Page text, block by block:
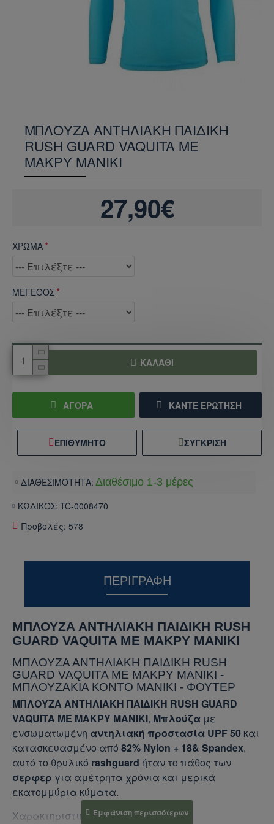
ΜΠΛΟΥΖΑ ΑΝΤΗΛΙΑΚΗ ΠΑΙΔΙΚΗ
RUSH GUARD VAQUITA ΜΕ
ΜΑΚΡΥ ΜΑΝΙΚΙ
ΔΙΑΘΕΣΙΜΟΤΗΤΑ: Διαθέσιμο 1-3 μέρες
ΚΩΔΙΚΟΣ: TC-0008470
Προβολές: 578
27,90€
ΧΡΩΜΑ
ΜΕΓΕΘΟΣ
ΚΑΛΆΘΙ
ΑΓΟΡΑ ΚΆΝΤΕ ΕΡΏΤΗΣΗ
ΕΠΙΘΥΜΗΤΌ ΣΎΓΚΡΙΣΗ
ΠΕΡΙΓΡΑΦΉ
ΜΠΛΟΥΖΑ ΑΝΤΗΛΙΑΚΗ ΠΑΙΔΙΚΗ RUSH
GUARD VAQUITA ΜΕ ΜΑΚΡΥ ΜΑΝΙΚΙ
ΜΠΛΟΥΖΑ ΑΝΤΗΛΙΑΚΗ ΠΑΙΔΙΚΗ RUSH
GUARD VAQUITA ΜΕ ΜΑΚΡΥ ΜΑΝΙΚΙ -
ΜΠΛΟΥΖΑΚΙΑ ΚΟΝΤΟ ΜΑΝΙΚΙ - ΦΟΥΤΕΡ
ΜΠΛΟΥΖΑ ΑΝΤΗΛΙΑΚΗ ΠΑΙΔΙΚΗ RUSH GUARD
VAQUITA ΜΕ ΜΑΚΡΥ ΜΑΝΙΚΙ, Μπλούζα με
ενσωματωμένη αντηλιακή προστασία UPF 50 και
κατασκευασμένο από 82% Nylon + 18& Spandex,
αυτό το θρυλικό rashguard ήταν το πάθος των
σερφερ για αμέτρητα χρόνια και μερικά
εκατομμύρια κύματα.
Χαρακτηριστικάμπλούζας: